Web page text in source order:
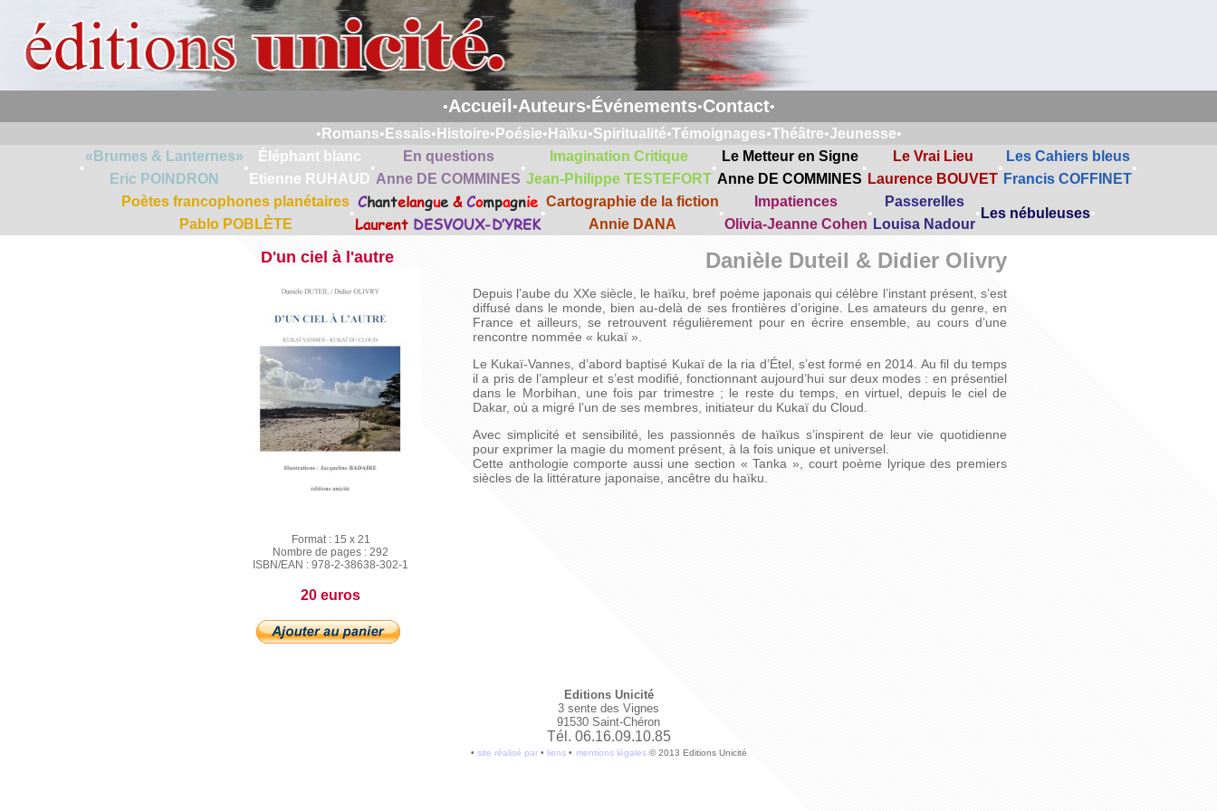
•Accueil •Auteurs•Événements•Contact•
• Romans• Essais• Histoire• Poésie• Haïku•Spiritualité•Témoignages•Théâtre•Jeunesse•
•
«Brumes & Lanternes»
Eric POINDRON
•
Éléphant blanc
Etienne RUHAUD
•
En questions
Anne DE COMMINES
•
Imagination Critique
Jean-Philippe TESTEFORT
•
Le Metteur en Signe
Anne DE COMMINES
•
Le Vrai Lieu
Laurence BOUVET
•
Les Cahiers bleus
Francis COFFINET
•
Poètes francophones planétaires
Pablo POBLÈTE
•
Chantelangue & Compagnie
Laurent DESVOUX-D’YREK
•
Cartographie de la fiction
Annie DANA
•
Impatiences
Olivia-Jeanne Cohen
•
Passerelles
Louisa Nadour
• Les nébuleuses•
D'un ciel à l'autre
Format : 15 x 21
Nombre de pages : 292
ISBN/EAN : 978-2-38638-302-1
20 euros
Danièle Duteil & Didier Olivry
Depuis l’aube du XXe siècle, le haïku, bref poème japonais qui célèbre l’instant présent, s’est
diffusé dans le monde, bien au-delà de ses frontières d’origine. Les amateurs du genre, en
France et ailleurs, se retrouvent régulièrement pour en écrire ensemble, au cours d’une
rencontre nommée « kukaï ».
Le Kukaï-Vannes, d’abord baptisé Kukaï de la ria d’Étel, s’est formé en 2014. Au fil du temps
il a pris de l’ampleur et s’est modifié, fonctionnant aujourd’hui sur deux modes : en présentiel
dans le Morbihan, une fois par trimestre ; le reste du temps, en virtuel, depuis le ciel de
Dakar, où a migré l’un de ses membres, initiateur du Kukaï du Cloud.
Avec simplicité et sensibilité, les passionnés de haïkus s’inspirent de leur vie quotidienne
pour exprimer la magie du moment présent, à la fois unique et universel.
Cette anthologie comporte aussi une section « Tanka », court poème lyrique des premiers
siècles de la littérature japonaise, ancêtre du haïku.
Editions Unicité
3 sente des Vignes
91530 Saint-Chéron
Tél. 06.16.09.10.85
• site réalisé par• liens • mentions légales© 2013 Editions Unicité